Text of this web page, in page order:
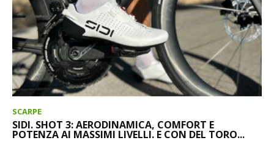
SCARPE
SIDI. SHOT 3: AERODINAMICA, COMFORT E
POTENZA AI MASSIMI LIVELLI. E CON DEL TORO...